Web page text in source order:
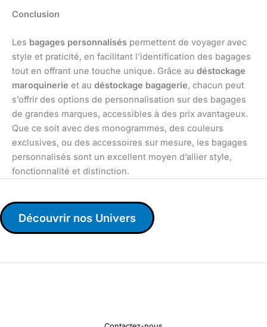
Conclusion
Les bagages personnalisés permettent de voyager avec
style et praticité, en facilitant l’identification des bagages
tout en offrant une touche unique. Grâce au déstockage
maroquinerie et au déstockage bagagerie, chacun peut
s’offrir des options de personnalisation sur des bagages
de grandes marques, accessibles à des prix avantageux.
Que ce soit avec des monogrammes, des couleurs
exclusives, ou des accessoires sur mesure, les bagages
personnalisés sont un excellent moyen d’allier style,
fonctionnalité et distinction.
Découvrir nos Univers